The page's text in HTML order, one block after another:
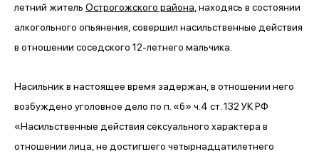
летний житель Острогожского района , находясь в состоянии
алкогольного опьянения, совершил насильственные действия
в отношении соседского 12-летнего мальчика.
Насильник в настоящее время задержан, в отношении него
возбуждено уголовное дело по п. «б» ч.4 ст. 132 УК РФ
«Насильственные действия сексуального характера в
отношении лица, не достигшего четырнадцатилетнего